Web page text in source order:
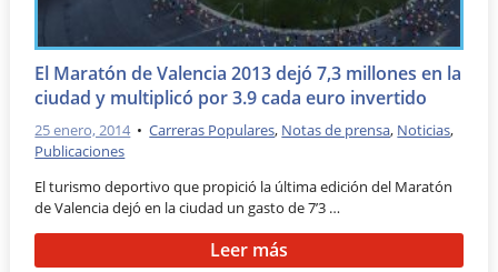
El Maratón de Valencia 2013 dejó 7,3 millones en la
ciudad y multiplicó por 3.9 cada euro invertido
25 enero, 2014 •Carreras Populares, Notas de prensa, Noticias,
Publicaciones
El turismo deportivo que propició la última edición del Maratón
de Valencia dejó en la ciudad un gasto de 7’3 …
Leer más